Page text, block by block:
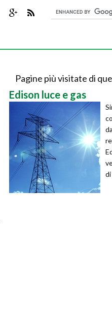
Pagine più visitate di
Edison luce e gas